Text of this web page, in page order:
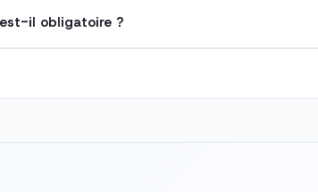
il obligatoire ?